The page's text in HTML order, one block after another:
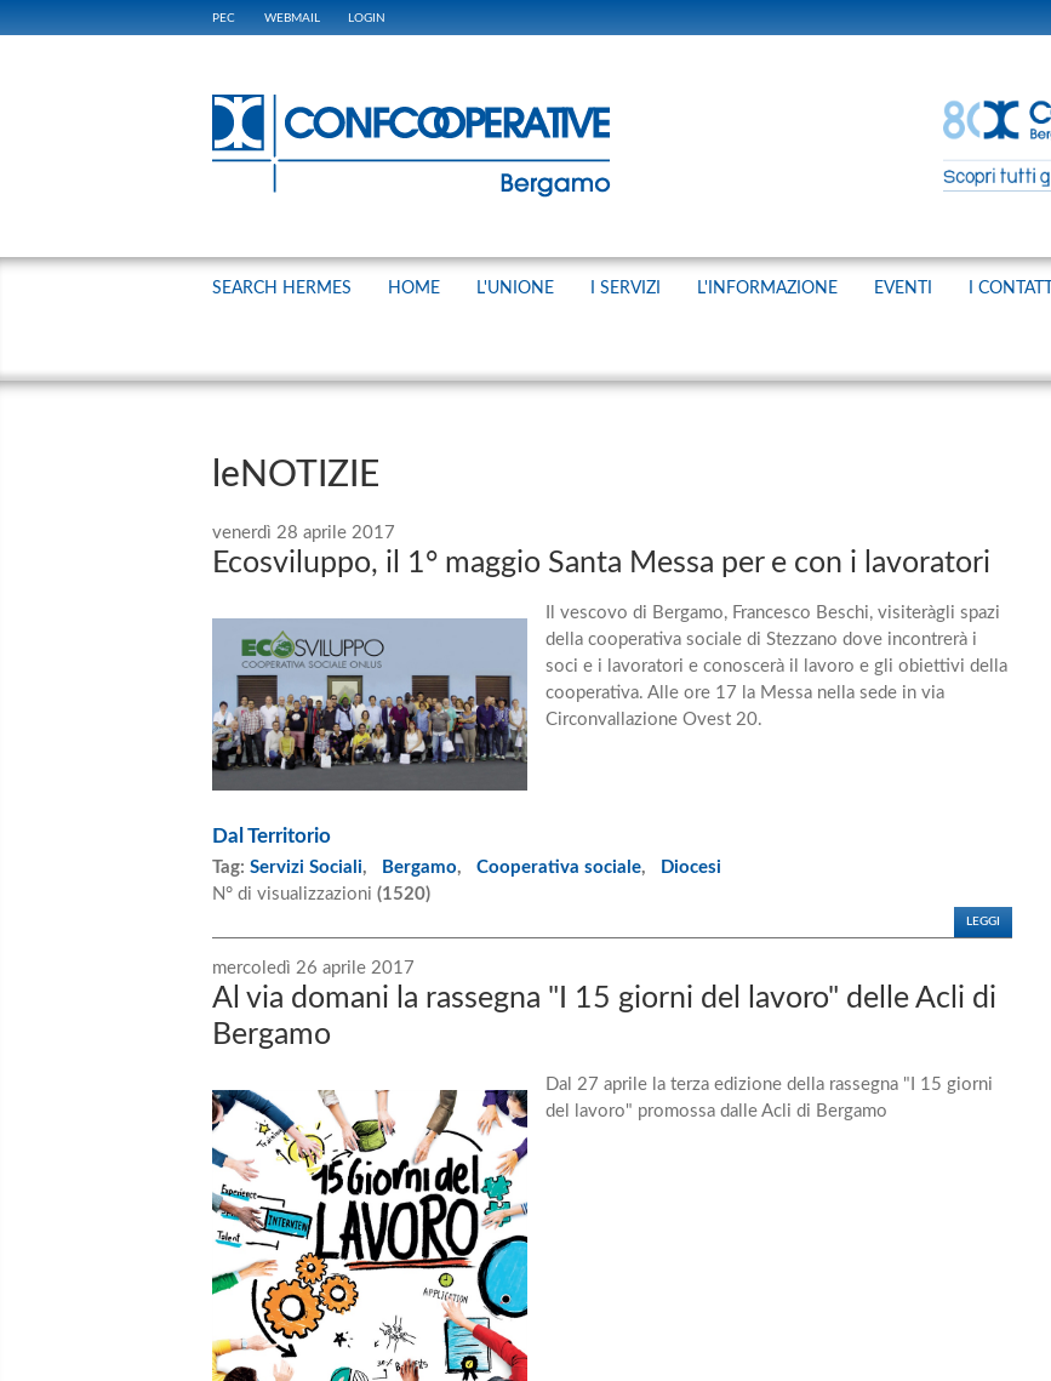
PEC WEBMAIL LOGIN
SEARCH HERMES HOME L'UNIONE I SERVIZI L'INFORMAZIONE EVENTI I CONTATTI
leNOTIZIE
venerdì 28 aprile 2017
Ecosviluppo, il 1° maggio Santa Messa per e con i lavoratori
Il vescovo di Bergamo, Francesco Beschi, visiteràgli spazi
della cooperativa sociale di Stezzano dove incontrerà i
soci e i lavoratori e conoscerà il lavoro e gli obiettivi della
cooperativa. Alle ore 17 la Messa nella sede in via
Circonvallazione Ovest 20.
Dal Territorio
Tag: Servizi Sociali, Bergamo, Cooperativa sociale,
Diocesi
N° di visualizzazioni (1520)
LEGGI
mercoledì 26 aprile 2017
Al via domani la rassegna "I 15 giorni del lavoro" delle Acli di
Bergamo
Dal 27 aprile la terza edizione della rassegna "I 15 giorni
del lavoro" promossa dalle Acli di Bergamo